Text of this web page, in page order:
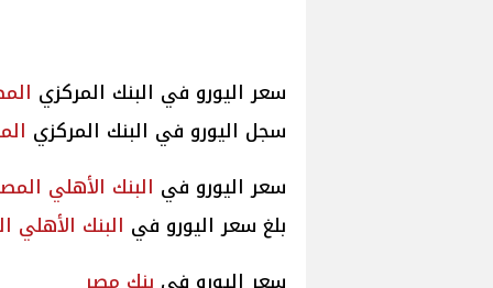
سعر اليورو في البنك المركزي
سجل اليورو في البنك المركزي
سعر اليورو في البنك الأهلي
بلغ سعر اليورو في البنك الأهلي